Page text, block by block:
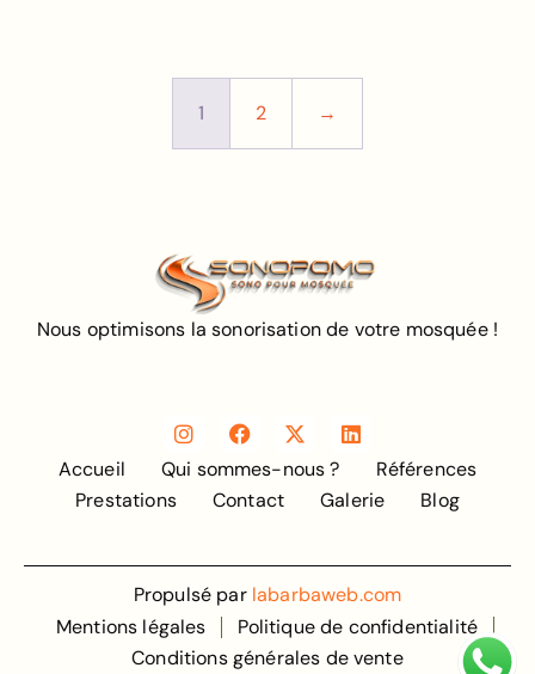
1 2 →
Nous optimisons la sonorisation de votre mosquée !
Accueil Qui sommes-nous ?
Références
Prestations
Contact Galerie Blog
Propulsé par labarbaweb.com
Mentions légales
Politique de confidentialité
Conditions générales de vente